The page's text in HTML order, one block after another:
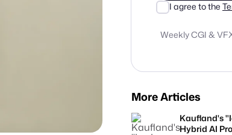
Daily FOOH & CGI inspiration
I agree to the
Weekly CGI &
More Articles
Kaufland's
Hybrid AI